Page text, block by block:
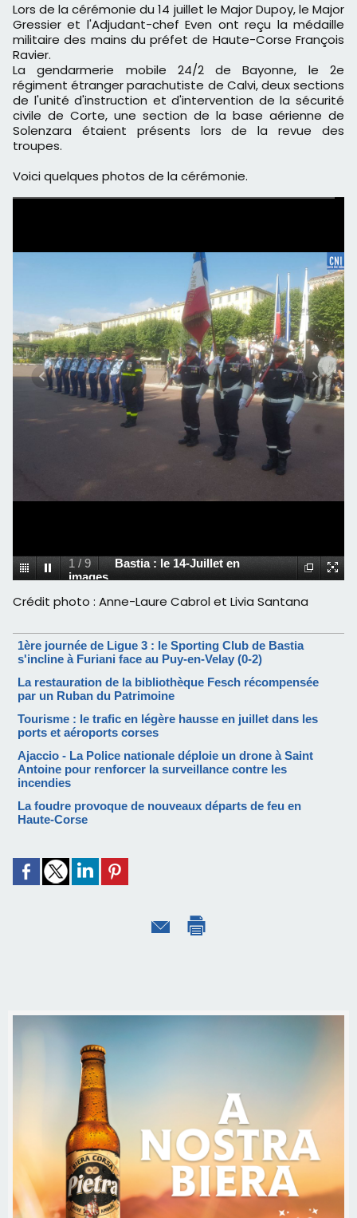
Lors de la cérémonie du 14 juillet le Major Dupoy, le Major
Gressier et l'Adjudant-chef Even ont reçu la médaille
militaire des mains du préfet de Haute-Corse François
Ravier.
La gendarmerie mobile 24/2 de Bayonne, le 2e
régiment étranger parachutiste de Calvi, deux sections
de l'unité d'instruction et d'intervention de la sécurité
civile de Corte, une section de la base aérienne de
Solenzara étaient présents lors de la revue des
troupes.
Voici quelques photos de la cérémonie.
1 /9
Bastia : le 14-Juillet en
images
Crédit photo : Anne-Laure Cabrol et Livia Santana
1ère journée de Ligue 3 : le Sporting Club de Bastia
s'incline à Furiani face au Puy-en-Velay (0-2)
La restauration de la bibliothèque Fesch récompensée
par un Ruban du Patrimoine
Tourisme : le trafic en légère hausse en juillet dans les
ports et aéroports corses
Ajaccio - La Police nationale déploie un drone à Saint
Antoine pour renforcer la surveillance contre les
incendies
La foudre provoque de nouveaux départs de feu en
Haute-Corse